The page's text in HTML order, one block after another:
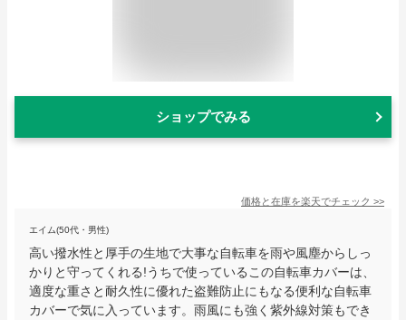
ショップでみる
価格と在庫を楽天でチェック >>
エイム(50代・男性)
高い撥水性と厚手の生地で大事な自転車を雨や風塵からしっ
かりと守ってくれる!うちで使っているこの自転車カバーは、
適度な重さと耐久性に優れた盗難防止にもなる便利な自転車
カバーで気に入っています。雨風にも強く紫外線対策もでき